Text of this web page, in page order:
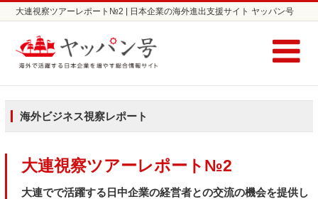
大連視察ツアーレポート№2 | 日本企業の海外進出支援サイト ヤッパン号
海外ビジネス視察レポート
大連視察ツアーレポート№2
大連でで活躍する日中企業の経営者との交流の機会を提供し